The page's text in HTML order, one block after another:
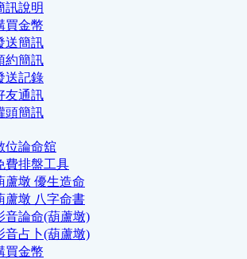
訊說明
買金幣
送簡訊
約簡訊
送記錄
友通訊
頭簡訊
位論命舘
費排盤工具
蘆墩 優生造命
蘆墩 八字命書
音論命(葫蘆墩)
音占卜(葫蘆墩)
買金幣